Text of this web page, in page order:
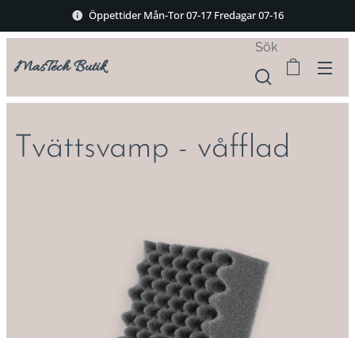
Öppettider Mån-Tor 07-17 Fredagar 07-16
MasTech Butik
Sök
Tvättsvamp - våfflad